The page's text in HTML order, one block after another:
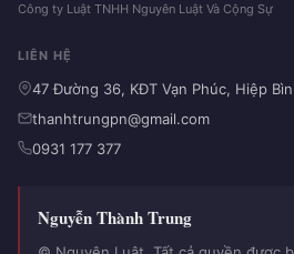
Công ty Luật TNHH Nguyên Luật Và Cộng Sự
LIÊN HỆ
47 Đường 36, KĐT Vạn Phúc, Hiệp
thanhtrungpn@gmail.com
0931 177 377
Nguyễn Thành Trung